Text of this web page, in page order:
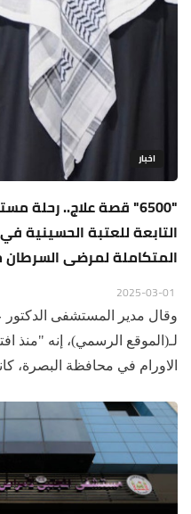
اخبار
"6500" قصة علاج.. رحلة
التابعة للعتبة الحسينية
المتكاملة لمرضى السرطان
وقال مدير المستشفى
لـ(الموقع الرسمي)، إنه "منذ
الاورام في محافظة البصرة،